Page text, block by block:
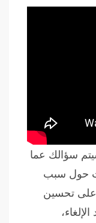
سؤالك عما
حول سبب
على تحسين